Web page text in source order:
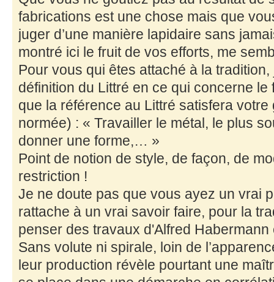
fabrications est une chose mais que
juger d’une manière lapidaire sans
montré ici le fruit de vos efforts, me
Pour vous qui êtes attaché à la
définition du Littré en ce qui concerne le
que la référence au Littré satisfera
normée) : « Travailler le métal, le plus
donner une forme,… »
Point de notion de style, de façon, de
restriction !
Je ne doute pas que vous ayez un vrai
rattache à un vrai savoir faire, pour la
penser des travaux d'Alfred
Sans volute ni spirale, loin de
leur production révèle pourtant une